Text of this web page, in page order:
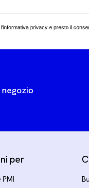
privacy e presto il
per